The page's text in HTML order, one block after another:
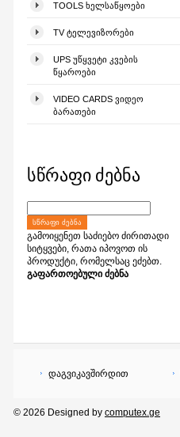
TOOLS ᲮᲔᲚᲡᲐᲬᲧᲝᲔᲑᲘ
TV ᲢᲔᲚᲔᲕᲘᲖᲝᲠᲔᲑᲘ
UPS ᲣᲬᲧᲕᲔᲢᲘ ᲙᲕᲔᲑᲘᲡ
ᲬᲧᲐᲠᲝᲔᲑᲘ
VIDEO CARDS ᲕᲘᲓᲔᲝ
ᲑᲐᲠᲐᲗᲔᲑᲘ
სწრაფი ძებნა
ᲡᲬᲠᲐᲤᲘ ᲫᲔᲑᲜᲐ
გამოიყენეთ საძიებო ძირითადი
სიტყვები, რათა იპოვოთ ის
პროდუქტი, რომელსაც ეძებთ.
გაფართოებული ძებნა
დაგვიკავშირდით
© 2026 Designed by computex.ge